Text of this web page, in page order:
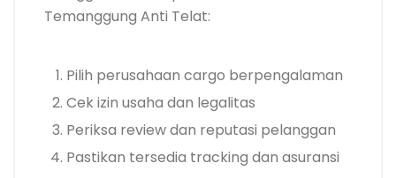
Temanggung Anti Telat:
Pilih perusahaan cargo berpengalaman
Cek izin usaha dan legalitas
Periksa review dan reputasi pelanggan
Pastikan tersedia tracking dan asuransi